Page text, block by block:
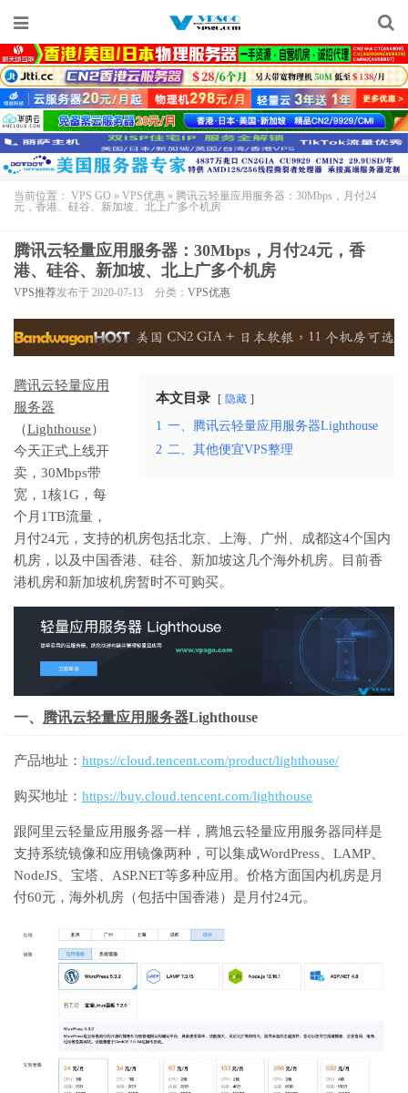
当前位置： VPS GO » VPS优惠 » 腾讯云轻量应用服务器：30Mbps，月付24
元，香港、硅谷、新加坡、北上广多个机房
腾讯云轻量应用服务器：30Mbps，月付24元，香
港、硅谷、新加坡、北上广多个机房
VPS推荐发布于 2020-07-13 分类： VPS优惠
本文目录 隐藏
1 一、腾讯云轻量应用服务器Lighthouse
2 二、其他便宜VPS整理
腾讯云轻量应用
服务器
（Lighthouse）
今天正式上线开
卖，30Mbps带
宽，1核1G，每
个月1TB流量，
月付24元，支持的机房包括北京、上海、广州、成都这4个国内
机房，以及中国香港、硅谷、新加坡这几个海外机房。目前香
港机房和新加坡机房暂时不可购买。
一、 腾讯云轻量应用服务器Lighthouse
产品地址： https://cloud.tencent.com/product/lighthouse/
购买地址： https://buy.cloud.tencent.com/lighthouse
跟阿里云轻量应用服务器一样，腾旭云轻量应用服务器同样是
支持系统镜像和应用镜像两种，可以集成WordPress、LAMP、
NodeJS、宝塔、ASP.NET等多种应用。价格方面国内机房是月
付60元，海外机房（包括中国香港）是月付24元。